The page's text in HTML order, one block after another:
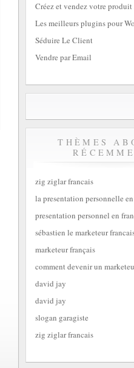
Créez et vendez votre
Les meilleurs plugins pour
Séduire Le Client
Vendre par Email
THÈMES
zig ziglar francais
la presentation personnelle
presentation personnel en
sébastien le marketeur
marketeur français
comment devenir un
david jay
david jay
slogan garagiste
zig ziglar francais